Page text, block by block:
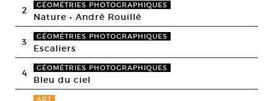
2 GÉOMÉTRIES PHOTOGRAPHIQUES
Nature • André Rouillé
3 GÉOMÉTRIES PHOTOGRAPHIQUES
Escaliers
4 GÉOMÉTRIES PHOTOGRAPHIQUES
Bleu du ciel
ART